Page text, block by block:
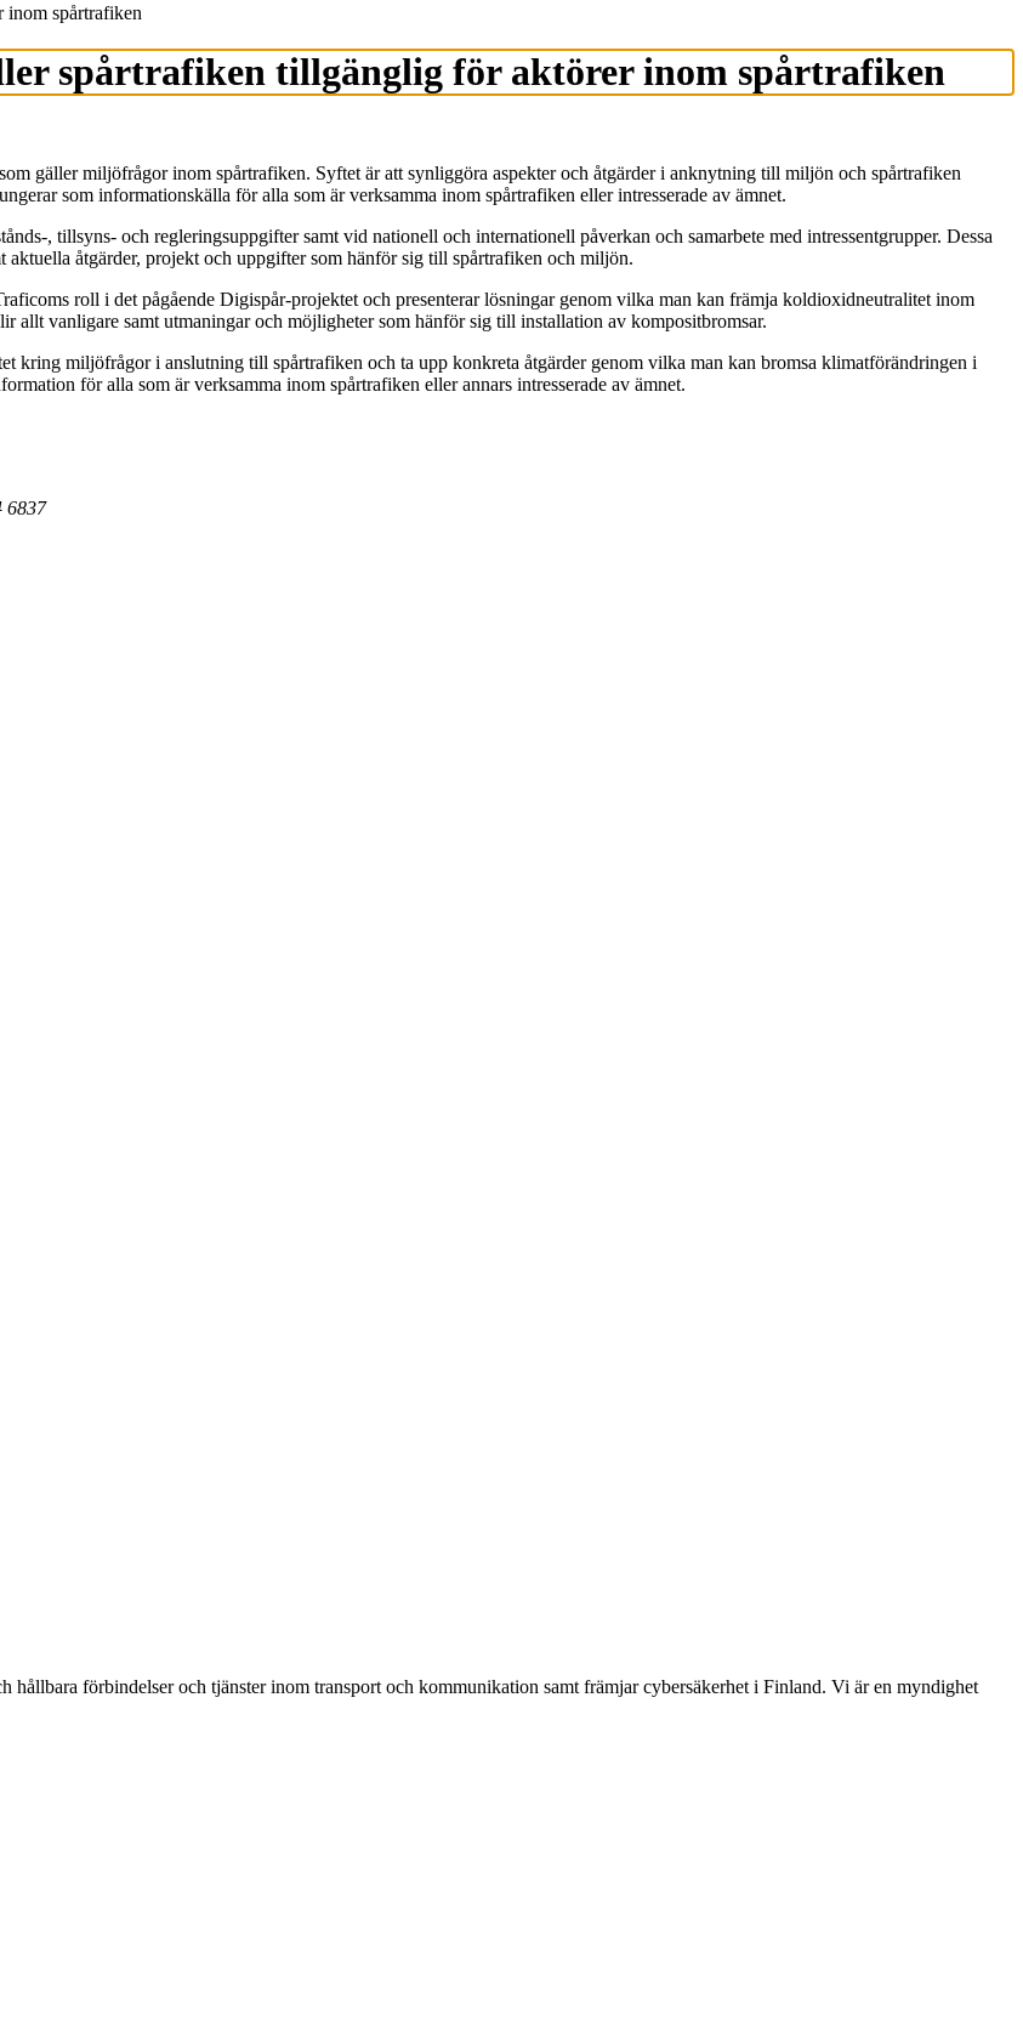
spårtrafiken
spårtrafiken tillgänglig för aktörer inom spårtrafiken
gäller miljöfrågor inom spårtrafiken. Syftet är att synliggöra aspekter och åtgärder i anknytning till miljön och spårtrafiken
som informationskälla för alla som är verksamma inom spårtrafiken eller intresserade av ämnet.
, tillsyns- och regleringsuppgifter samt vid nationell och internationell påverkan och samarbete med intressentgrupper. Dessa
åtgärder, projekt och uppgifter som hänför sig till spårtrafiken och miljön.
roll i det pågående Digispår-projektet och presenterar lösningar genom vilka man kan främja koldioxidneutralitet inom
allt vanligare samt utmaningar och möjligheter som hänför sig till installation av kompositbromsar.
kring miljöfrågor i anslutning till spårtrafiken och ta upp konkreta åtgärder genom vilka man kan bromsa klimatförändringen i
för alla som är verksamma inom spårtrafiken eller annars intresserade av ämnet.
6837
förbindelser och tjänster inom transport och kommunikation samt främjar cybersäkerhet i Finland. Vi är en myndighet